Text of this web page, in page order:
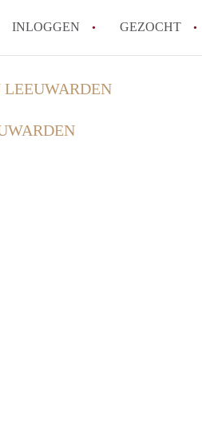
INLOGGEN GEZOCHT